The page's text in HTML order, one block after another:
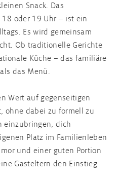
Snack. Das
oder 19 Uhr – ist ein
Es wird gemeinsam
Ob traditionelle Gerichte
Küche – das familiäre
das Menü.
Wert auf gegenseitigen
ohne dabei zu formell zu
einzubringen, dich
Platz im Familienleben
und einer guten Portion
Gasteltern den Einstieg